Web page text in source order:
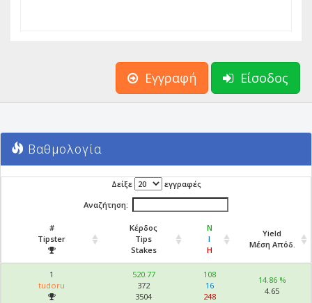
Εγγραφή Είσοδος
Βαθμολογία
Δείξε εγγραφές
Αναζήτηση:
#
Tipster
Κέρδος
Tips
Stakes
Ν
Ι
Η
Yield
Μέση Απόδ.
1
tudoru
520.77
372
3504
108
16
248
14.86 %
4.65